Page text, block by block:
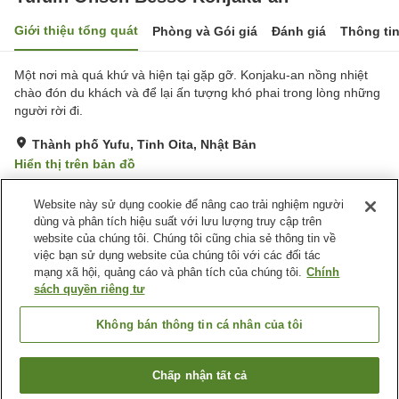
Giới thiệu tổng quát Phòng và Gói giá Đánh giá Thông
Một nơi mà quá khứ và hiện tại gặp gỡ. Konjaku-an nồng nhiệt
chào đón du khách và để lại ấn tượng khó phai trong lòng những
người rời đi.
Thành phố Yufu, Tỉnh Oita, Nhật Bản
Hiển thị trên bản đồ
Tiện nghi chỗ nghỉ
Bãi đỗ xe
Nhà Tắm Lộ Thiên (Có
Nhà Tắm Công Cộng (Có
Dịch Vụ Đưa Đón
Tìm phòng trống
Website này sử dụng cookie để nâng cao trải nghiệm người
dùng và phân tích hiệu suất với lưu lượng truy cập trên
website của chúng tôi. Chúng tôi cũng chia sẻ thông tin về
việc bạn sử dụng website của chúng tôi với các đối tác
mạng xã hội, quảng cáo và phân tích của chúng tôi. Chính
sách quyền riêng tư
Không bán thông tin cá nhân của tôi
Chấp nhận tất cả